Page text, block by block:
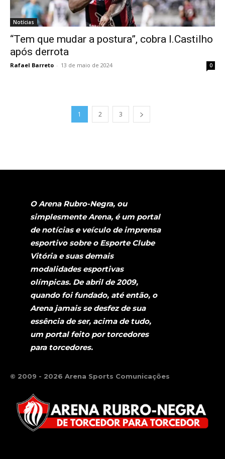
Notícias
“Tem que mudar a postura”, cobra I.Castilho
após derrota
Rafael Barreto - 13 de maio de 2024 0
1 2 3
O Arena Rubro-Negra, ou
simplesmente Arena, é um portal
de notícias e veículo de imprensa
esportivo sobre o Esporte Clube
Vitória e suas demais
modalidades esportivas
olímpicas. De abril de 2009,
quando foi fundado, até então, o
Arena jamais se desfez de sua
essência de ser, acima de tudo,
um portal feito por torcedores
para torcedores.
© 2009 - 2026 Arena Sports Comunicações